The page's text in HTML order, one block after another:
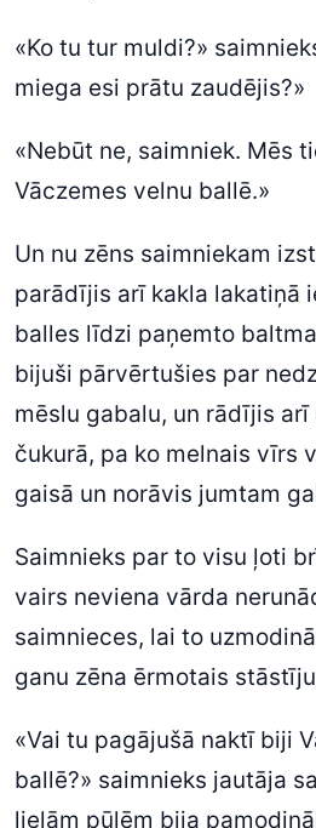
«Ko tu tur muldi?»
miega esi prātu zaudējis?»
«Nebūt ne, saimniek. Mēs
Vāczemes velnu ballē.»
Un nu zēns saimniekam
parādījis arī kakla lakatiņā
balles līdzi paņemto
bijuši pārvērtušies par
mēslu gabalu, un rādījis
čukurā, pa ko melnais vīrs
gaisā un norāvis jumtam
Saimnieks par to visu ļoti
vairs neviena vārda
saimnieces, lai to
ganu zēna ērmotais
«Vai tu pagājušā naktī biji
ballē?» saimnieks jautāja
lielām pūlēm bija